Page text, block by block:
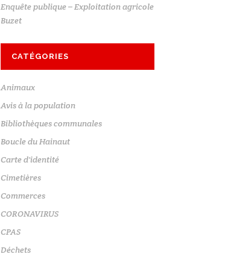
Enquête publique – Exploitation agricole
Buzet
CATÉGORIES
Animaux
Avis à la population
Bibliothèques communales
Boucle du Hainaut
Carte d'identité
Cimetières
Commerces
CORONAVIRUS
CPAS
Déchets